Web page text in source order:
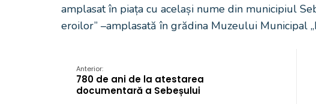
amplasat în piața cu același nume din municipiul
eroilor” –amplasată în grădina Muzeului Municipal
Anterior:
780 de ani de la atestarea
documentară a Sebeșului